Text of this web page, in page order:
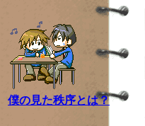
僕の見た秩序とは？